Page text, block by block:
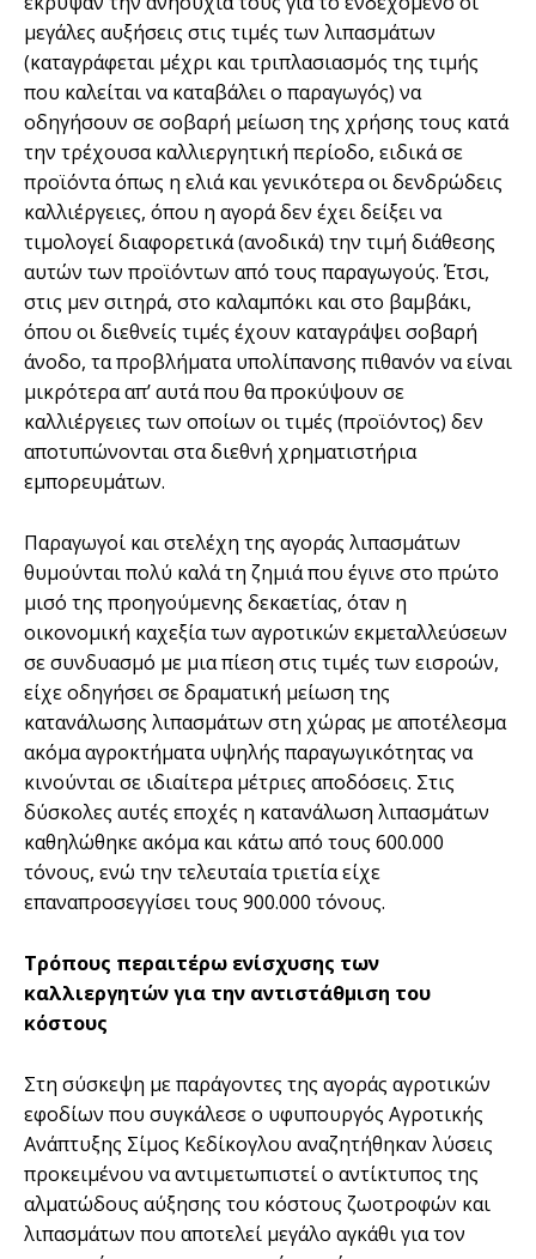
µεγάλες αυξήσεις στις τιµές των λιπασµάτων
(καταγράφεται µέχρι και τριπλασιασµός της τιµής
που καλείται να καταβάλει ο παραγωγός) να
οδηγήσουν σε σοβαρή µείωση της χρήσης τους κατά
την τρέχουσα καλλιεργητική περίοδο, ειδικά σε
προϊόντα όπως η ελιά και γενικότερα οι δενδρώδεις
καλλιέργειες, όπου η αγορά δεν έχει δείξει να
τιµολογεί διαφορετικά (ανοδικά) την τιµή διάθεσης
αυτών των προϊόντων από τους παραγωγούς. Έτσι,
στις µεν σιτηρά, στο καλαµπόκι και στο βαµβάκι,
όπου οι διεθνείς τιµές έχουν καταγράψει σοβαρή
άνοδο, τα προβλήµατα υπολίπανσης πιθανόν να είναι
µικρότερα απ’ αυτά που θα προκύψουν σε
καλλιέργειες των οποίων οι τιµές (προϊόντος) δεν
αποτυπώνονται στα διεθνή χρηµατιστήρια
εµπορευµάτων.
Παραγωγοί και στελέχη της αγοράς λιπασµάτων
θυµούνται πολύ καλά τη ζηµιά που έγινε στο πρώτο
µισό της προηγούµενης δεκαετίας, όταν η
οικονοµική καχεξία των αγροτικών εκµεταλλεύσεων
σε συνδυασµό µε µια πίεση στις τιµές των εισροών,
είχε οδηγήσει σε δραµατική µείωση της
κατανάλωσης λιπασµάτων στη χώρας µε αποτέλεσµα
ακόµα αγροκτήµατα υψηλής παραγωγικότητας να
κινούνται σε ιδιαίτερα µέτριες αποδόσεις. Στις
δύσκολες αυτές εποχές η κατανάλωση λιπασµάτων
καθηλώθηκε ακόµα και κάτω από τους 600.000
τόνους, ενώ την τελευταία τριετία είχε
επαναπροσεγγίσει τους 900.000 τόνους.
Τρόπους περαιτέρω ενίσχυσης των
καλλιεργητών για την αντιστάθµιση του
κόστους
Στη σύσκεψη µε παράγοντες της αγοράς αγροτικών
εφοδίων που συγκάλεσε ο υφυπουργός Αγροτικής
Ανάπτυξης Σίµος Κεδίκογλου αναζητήθηκαν λύσεις
προκειµένου να αντιµετωπιστεί ο αντίκτυπος της
αλµατώδους αύξησης του κόστους ζωοτροφών και
λιπασµάτων που αποτελεί µεγάλο αγκάθι για τον